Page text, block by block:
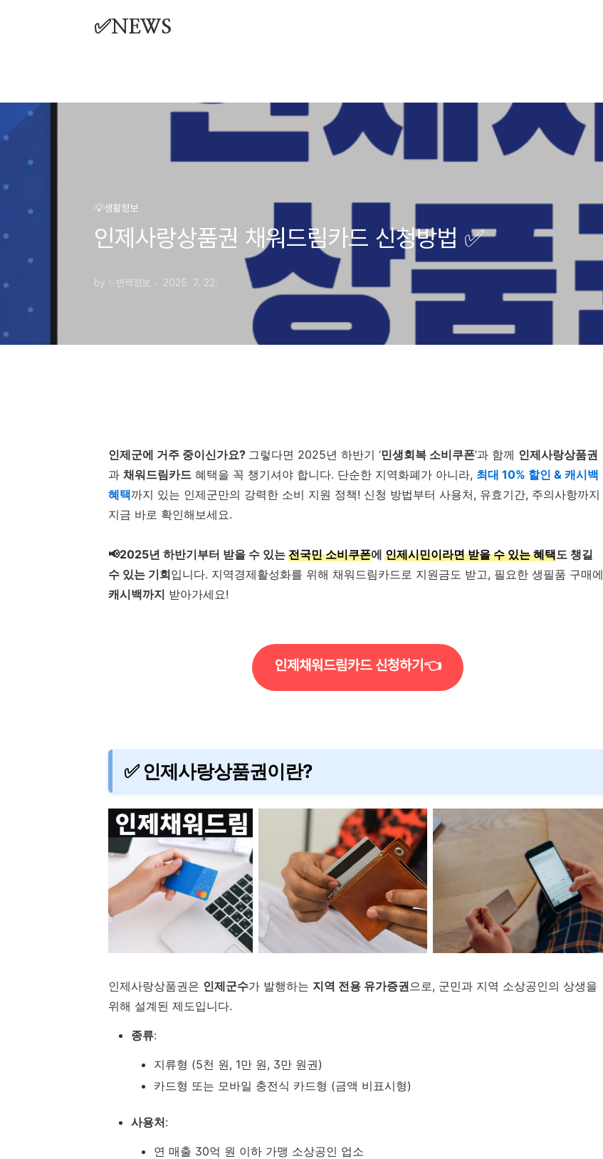
✅NEWS
💡생활정보
인제사랑상품권 채워드림카드 신청방법 ✅
by ✨반짝정보 2025. 7. 22.
인제군에 거주 중이신가요? 그렇다면 2025년 하반기 ‘민생회복 소비쿠폰’과 함께 인제사랑상품권
과 채워드림카드 혜택을 꼭 챙기셔야 합니다. 단순한 지역화폐가 아니라, 최대 10% 할인 & 캐시백
혜택까지 있는 인제군만의 강력한 소비 지원 정책! 신청 방법부터 사용처, 유효기간, 주의사항까지
지금 바로 확인해보세요.
📢2025년 하반기부터 받을 수 있는 전국민 소비쿠폰에 인제시민이라면 받을 수 있는 혜택도 챙길
수 있는 기회입니다. 지역경제활성화를 위해 채워드림카드로 지원금도 받고, 필요한 생필품 구매에
캐시백까지 받아가세요!
인제채워드림카드 신청하기👈
✅ 인제사랑상품권이란?
인제사랑상품권은 인제군수가 발행하는 지역 전용 유가증권으로, 군민과 지역 소상공인의 상생을
위해 설계된 제도입니다.
종류:
지류형 (5천 원, 1만 원, 3만 원권)
카드형 또는 모바일 충전식 카드형 (금액 비표시형)
사용처:
연 매출 30억 원 이하 가맹 소상공인 업소